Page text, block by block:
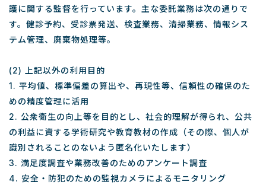
護に関する監督を行っています。主な委託業務は次の通りで
す。健診予約、受診票発送、検査業務、清掃業務、情報シス
テム管理、廃棄物処理等。
(2) 上記以外の利用目的
1. 平均値、標準偏差の算出や、再現性等、信頼性の確保のた
めの精度管理に活用
2. 公衆衛生の向上等を目的とし、社会的理解が得られ、公共
の利益に資する学術研究や教育教材の作成（その際、個人が
識別されることのないよう匿名化いたします）
3. 満足度調査や業務改善のためのアンケート調査
4. 安全・防犯のための監視カメラによるモニタリング